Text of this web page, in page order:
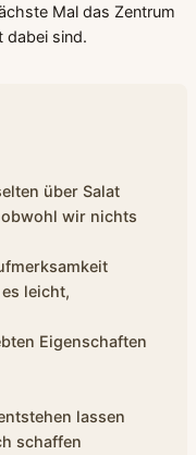
Mal das Zentrum
dabei sind.
über Salat
wir nichts
leicht,
Eigenschaften
lassen
schaffen